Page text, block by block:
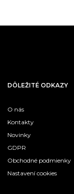
DÔLEŽITÉ ODKAZY
O nás
Kontakty
Novinky
GDPR
Obchodné podmienky
Nastavení cookies